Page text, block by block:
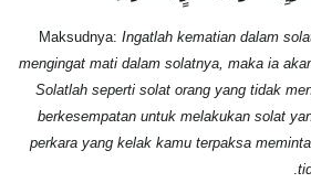
Maksudnya: Ingatlah kematian dalam
mengingat mati dalam solatnya, maka ia
Solatlah seperti solat orang yang tidak
berkesempatan untuk melakukan solat
perkara yang kelak kamu terpaksa
.